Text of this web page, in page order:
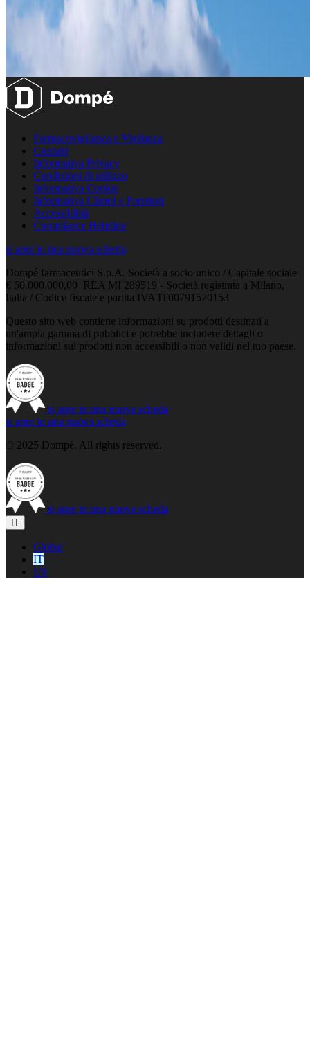
Farmacovigilanza e Vigilanza
Contatti
Informativa Privacy
Condizioni di utilizzo
Informativa Cookie
Informativa Clienti e Fornitori
Accessibilità
Compliance Helpline
si apre in una nuova scheda
Dompé farmaceutici S.p.A. Società a socio unico / Capitale sociale
€ 50.000.000,00 REA MI 289519 - Società registrata a Milano,
Italia / Codice fiscale e partita IVA IT00791570153
Questo sito web contiene informazioni su prodotti destinati a
un'ampia gamma di pubblici e potrebbe includere dettagli o
informazioni sui prodotti non accessibili o non validi nel tuo paese.
si apre in una nuova scheda
si apre in una nuova scheda
© 2025 Dompé. All rights reserved.
si apre in una nuova scheda
IT
Global
IT
US